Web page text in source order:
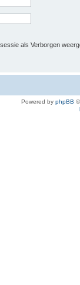
als Verborgen
Powered by phpBB